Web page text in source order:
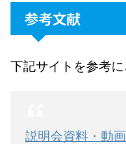
参考文献
下記サイトを参考に
説明会資料・動